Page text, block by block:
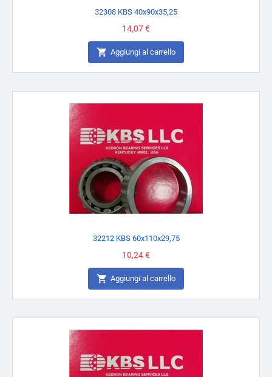
32308 KBS 40x90x35,25
Prezzo
14,07 €
 Aggiungi al carrello
32212 KBS 60x110x29,75
Prezzo
10,24 €
 Aggiungi al carrello